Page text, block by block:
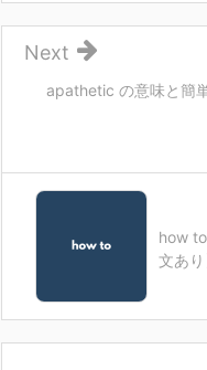
apathetic の意味と簡
Next
how
文あり